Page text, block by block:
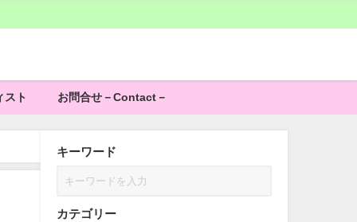
スト お問合せ－Contact－
キーワード
カテゴリー